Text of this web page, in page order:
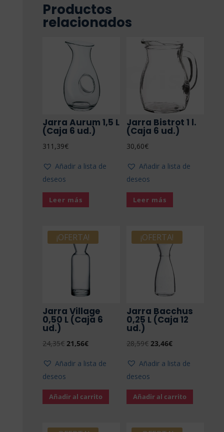
Productos
relacionados
Jarra Aurum 1,5 L
(Caja 6 ud.)
311,39€
Añadir a lista de
deseos
Leer más
Jarra Bistrot 1 l.
(Caja 6 ud.)
30,60€
Añadir a lista de
deseos
Leer más
¡OFERTA!
Jarra Village
0,50 L (Caja 6
ud.)
24,35€ El
original
24,35€.
21,56€El
actual
21,56€.
Añadir a lista de
deseos
Añadir al carrito
¡OFERTA!
Jarra Bacchus
0,25 L (Caja 12
ud.)
28,59€ El
original
28,59€.
23,46€El
actual
23,46€.
Añadir a lista de
deseos
Añadir al carrito